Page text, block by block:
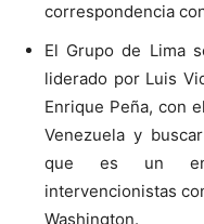
correspondencia
El Grupo de Lima
liderado por Luis
Enrique Peña, con
Venezuela y
que es un
intervencionistas
Washington.